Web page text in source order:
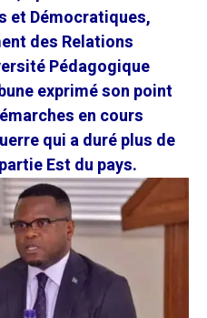
et Démocratiques,
des Relations
Pédagogique
exprimé son point
en cours
qui a duré plus de
Est du pays.